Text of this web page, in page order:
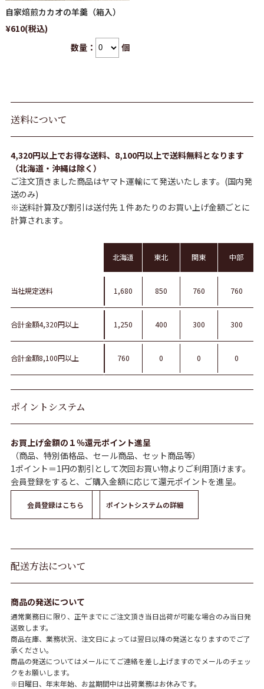
自家焙煎カカオの羊羹（箱入）
¥610(税込)
数量：
個
送料について
4,320円以上でお得な送料、8,100円以上で送料無料となります
（北海道・沖縄は除く）
ご注文頂きました商品はヤマト運輸にて発送いたします。(国内発
送のみ)
※送料計算及び割引は送付先１件あたりのお買い上げ金額ごとに
計算されます。
北海道 東北 関東 中部
当社規定送料 1,680 850 760 760
合計金額4,320円以上 1,250 400 300 300
合計金額8,100円以上 760 0 0 0
ポイントシステム
お買上げ金額の１％還元ポイント進呈
（商品、特別価格品、セール商品、セット商品等）
1ポイント＝1円の割引として次回お買い物よりご利用頂けます。
会員登録をすると、ご購入金額に応じて還元ポイントを進呈。
会員登録はこちら ポイントシステムの詳細
配送方法について
商品の発送について
通常業務日に限り、正午までにご注文頂き当日出荷が可能な場合のみ当日発
送致します。
商品在庫、業務状況、注文日によっては翌日以降の発送となりますのでご了
承ください。
商品の発送についてはメールにてご連絡を差し上げますのでメールのチェッ
クをお願いします。
※日曜日、年末年始、お盆期間中は出荷業務はお休みです。